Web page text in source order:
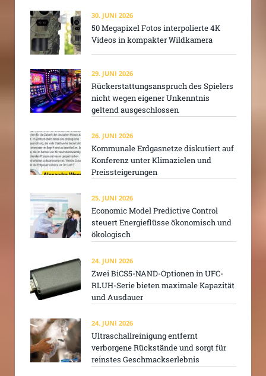
30. JUNI 2026
50 Megapixel Fotos interpolierte 4K
Videos in kompakter Wildkamera
29. JUNI 2026
Rückerstattungsanspruch des Spielers
nicht wegen eigener Unkenntnis
geltend ausgeschlossen
26. JUNI 2026
Kommunale Erdgasnetze diskutiert auf
Konferenz unter Klimazielen und
Preissteigerungen
25. JUNI 2026
Economic Model Predictive Control
steuert Energieflüsse ökonomisch und
ökologisch
24. JUNI 2026
Zwei BiCS5-NAND-Optionen in UFC-
RLUH-Serie bieten maximale Kapazität
und Ausdauer
24. JUNI 2026
Ultraschallreinigung entfernt
verborgene Rückstände und sorgt für
reinstes Geschmackserlebnis